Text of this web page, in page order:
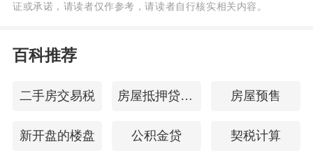
速落地。在白鹅潭江岸地标圈，作为价值第
顶配的生活资源铿锵落定，10km江岸为交通
证或承诺，请读者仅作参考，请读者自行核实相关内容。
百科推荐
二手房交易税 房屋抵押贷款时间 房屋预售
新开盘的楼盘 公积金贷 契税计算